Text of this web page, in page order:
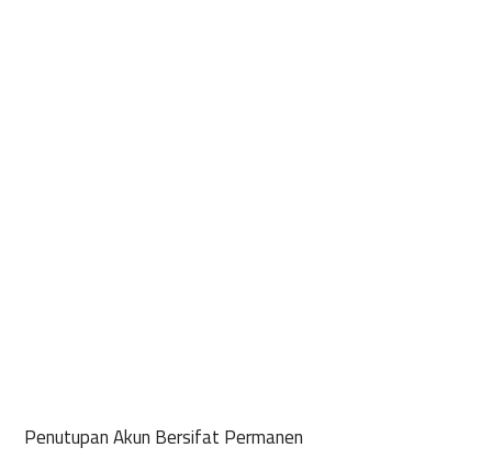
Penutupan Akun Bersifat Permanen